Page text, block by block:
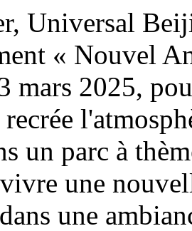
Universal
« Nouvel
mars 2025,
recrée
un parc à
une
une